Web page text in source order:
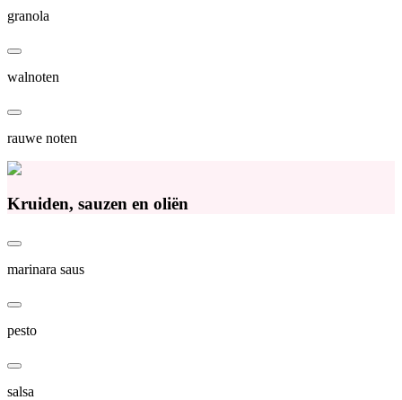
granola
walnoten
rauwe noten
Kruiden, sauzen en oliën
marinara saus
pesto
salsa